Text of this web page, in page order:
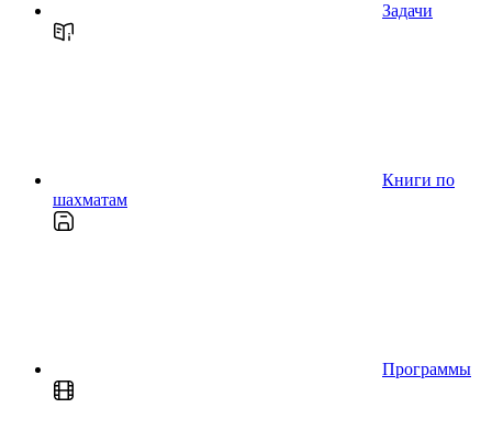
Задачи
Книги по
шахматам
Программы